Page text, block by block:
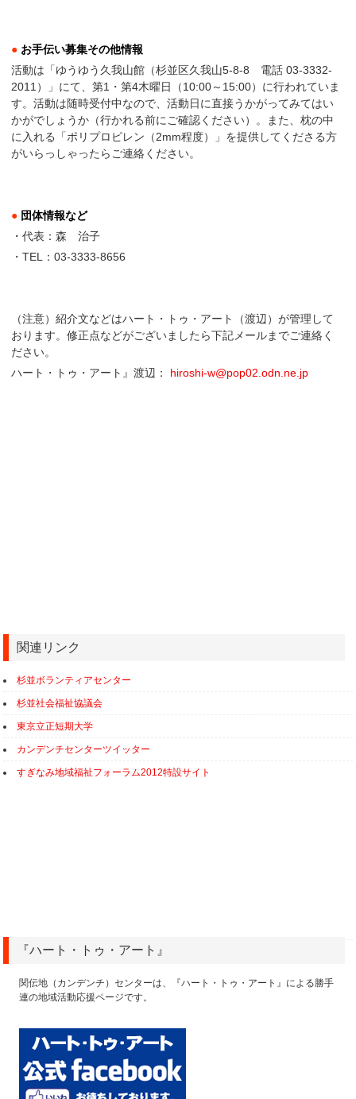
● お手伝い募集その他情報
活動は「ゆうゆう久我山館（杉並区久我山5-8-8 電話 03-3332-
2011）」にて、第1・第4木曜日（10:00～15:00）に行われていま
す。活動は随時受付中なので、活動日に直接うかがってみてはい
かがでしょうか（行かれる前にご確認ください）。また、枕の中
に入れる「ポリプロピレン（2mm程度）」を提供してくださる方
がいらっしゃったらご連絡ください。
● 団体情報など
・代表：森 治子
・TEL：03-3333-8656
（注意）紹介文などはハート・トゥ・アート（渡辺）が管理して
おります。修正点などがございましたら下記メールまでご連絡く
ださい。
ハート・トゥ・アート』渡辺： hiroshi-w@pop02.odn.ne.jp
関連リンク
杉並ボランティアセンター
杉並社会福祉協議会
東京立正短期大学
カンデンチセンターツイッター
すぎなみ地域福祉フォーラム2012特設サイト
『ハート・トゥ・アート』
関伝地（カンデンチ）センターは、『ハート・トゥ・アート』による勝手
連の地域活動応援ページです。